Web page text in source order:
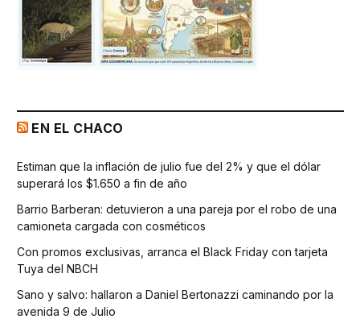
EN EL CHACO
Estiman que la inflación de julio fue del 2% y que el dólar
superará los $1.650 a fin de año
Barrio Barberan: detuvieron a una pareja por el robo de una
camioneta cargada con cosméticos
Con promos exclusivas, arranca el Black Friday con tarjeta
Tuya del NBCH
Sano y salvo: hallaron a Daniel Bertonazzi caminando por la
avenida 9 de Julio